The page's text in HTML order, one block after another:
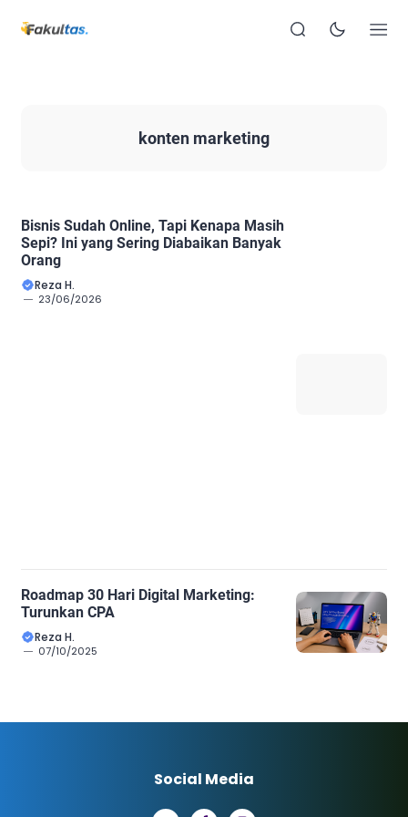
konten marketing
Bisnis Sudah Online, Tapi Kenapa Masih
Sepi? Ini yang Sering Diabaikan Banyak
Orang
Reza H.
23/06/2026
Roadmap 30 Hari Digital Marketing:
Turunkan CPA
Reza H.
07/10/2025
Social Media